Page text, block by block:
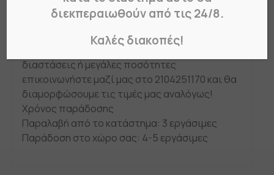
Πινακίδες πληροφόρησης εσωτερικών
επαγγελματικών χώρων σε διάφορες
διαστάσεις και υλικά.
Σε περίπτωση που χρειάζεστε διαφορετικές
διαστάσεις ή μεγάλες ποσότητες
επικοινωνήστε μαζί μας στο 2104251170 και θα
διαμορφώσουμε τις τιμές μας αναλόγως!
Χρόνος παράδοσης
Παραλαβή από το κατάστημα: 3 εργάσιμες
Παράδοση στο χώρο σας: 4-5 εργάσιμες
διεκπεραιωθούν από τις 24/8.
Καλές διακοπές!